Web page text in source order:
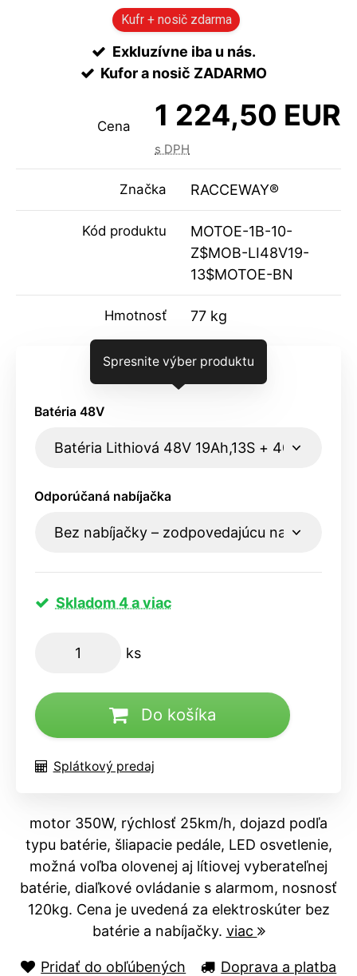
Kufr + nosič zdarma
Exkluzívne iba u nás.
Kufor a nosič ZADARMO
Cena 1 224,50 EUR
s DPH
Značka RACCEWAY®
Kód produktu
MOTOE-1B-10-
Z$MOB-LI48V19-
13$MOTOE-BN
Hmotnosť 77 kg
Spresnite výber produktu
Batéria 48V
Odporúčaná nabíjačka
Skladom 4 a viac
ks
Do košíka
Splátkový predaj
motor 350W, rýchlosť 25km/h, dojazd podľa
typu batérie, šliapacie pedále, LED osvetlenie,
možná voľba olovenej aj lítiovej vyberateľnej
batérie, diaľkové ovládanie s alarmom, nosnosť
120kg. Cena je uvedená za elektroskúter bez
batérie a nabíjačky. viac
Pridať do obľúbených Doprava a platba